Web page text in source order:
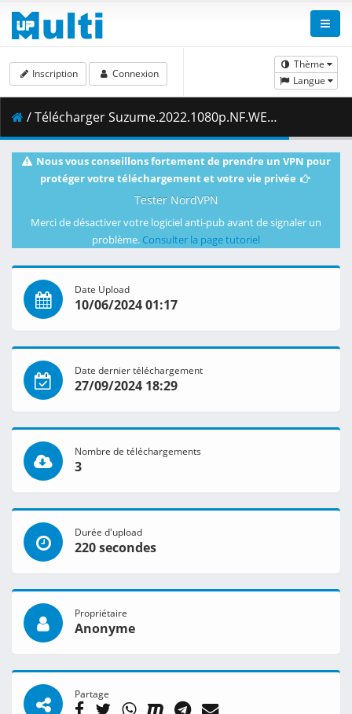
Thème
Langue
Inscription Connexion
/ Télécharger Suzume.2022.1080p.NF.WEB-DL.DDP5.1.H.264-ZigZag.mkv.006 ( 489.85 MB )
Nous vous conseillons fortement de prendre un VPN pour
protéger votre téléchargement et votre vie privée
Tester NordVPN
Merci de désactiver votre logiciel anti-pub avant de signaler un
problème. Consulter la page tutoriel
Date Upload
10/06/2024 01:17
Date dernier téléchargement
27/09/2024 18:29
Nombre de téléchargements
3
Durée d'upload
220 secondes
Propriétaire
Anonyme
Partage